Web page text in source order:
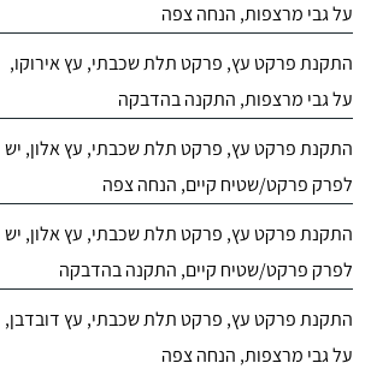
על גבי מרצפות, הנחה צפה
התקנת פרקט עץ, פרקט תלת שכבתי, עץ אירוקו,
על גבי מרצפות, התקנה בהדבקה
התקנת פרקט עץ, פרקט תלת שכבתי, עץ אלון, יש
לפרק פרקט/שטיח קיים, הנחה צפה
התקנת פרקט עץ, פרקט תלת שכבתי, עץ אלון, יש
לפרק פרקט/שטיח קיים, התקנה בהדבקה
התקנת פרקט עץ, פרקט תלת שכבתי, עץ דובדבן,
על גבי מרצפות, הנחה צפה